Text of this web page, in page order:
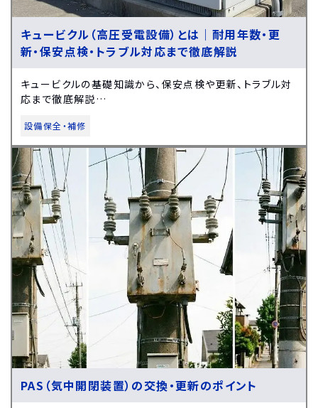
キュービクル（高圧受電設備）とは｜耐用年数・更
新・保安点検・トラブル対応まで徹底解説
キュービクルの基礎知識から、保安点検や更新、トラブル対
応まで徹底解説…
設備保全・補修
PAS（気中開閉装置）の交換・更新のポイント